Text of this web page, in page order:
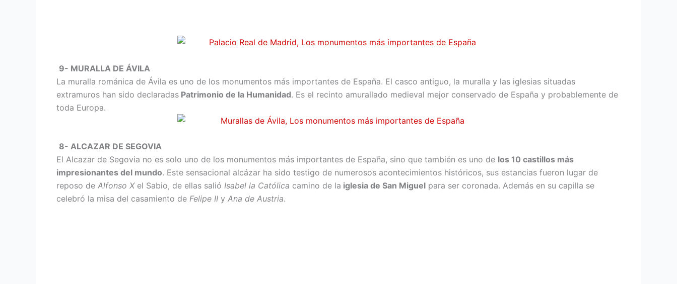
9- MURALLA DE ÁVILA
La muralla románica de Ávila es uno de los monumentos más importantes de España. El casco antiguo, la muralla y las iglesias situadas
extramuros han sido declaradas Patrimonio de la Humanidad. Es el recinto amurallado medieval mejor conservado de España y probablemente de
toda Europa.
8- ALCAZAR DE SEGOVIA
El Alcazar de Segovia no es solo uno de los monumentos más importantes de España, sino que también es uno de los 10 castillos más
impresionantes del mundo. Este sensacional alcázar ha sido testigo de numerosos acontecimientos históricos, sus estancias fueron lugar de
reposo de Alfonso Xel Sabio, de ellas salió Isabel la Católica camino de la iglesia de San Miguel para ser coronada. Además en su capilla se
celebró la misa del casamiento de Felipe II y Ana de Austria.